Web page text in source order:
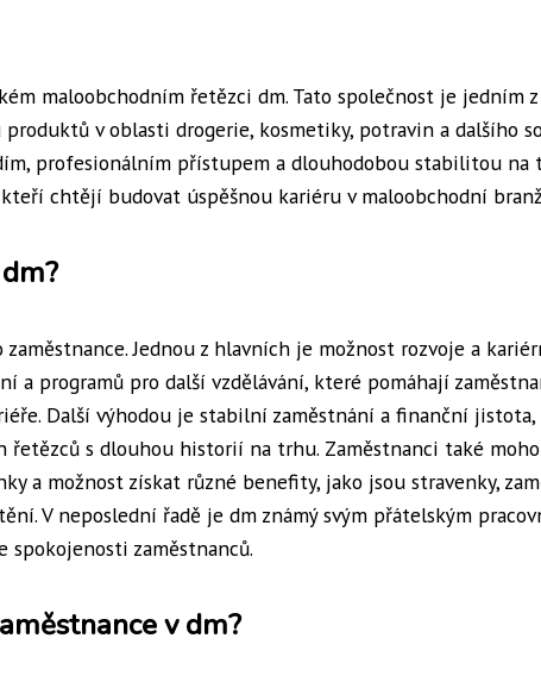
maloobchodním řetězci dm. Tato společnost je jedním
v oblasti drogerie, kosmetiky, potravin a dalšího
profesionálním přístupem a dlouhodobou stabilitou na
chtějí budovat úspěšnou kariéru v maloobchodní
Jednou z hlavních je možnost rozvoje a
a programů pro další vzdělávání, které pomáhají
Další výhodou je stabilní zaměstnání a finanční
řetězců s dlouhou historií na trhu. Zaměstnanci také
a možnost získat různé benefity, jako jsou stravenky,
V neposlední řadě je dm známý svým přátelským
spokojenosti zaměstnanců.
v dm?